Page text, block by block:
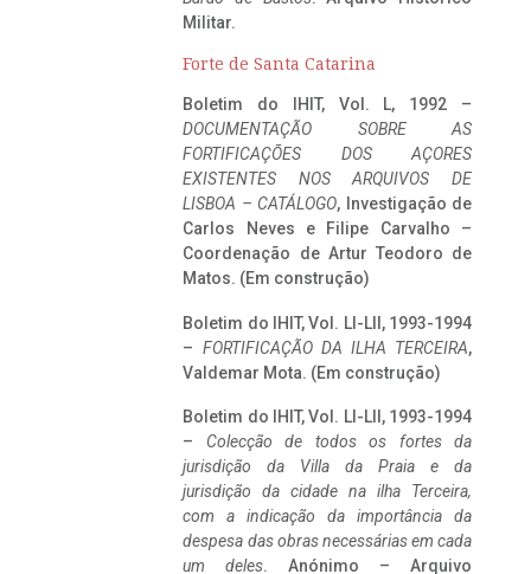
Militar.
Forte de Santa Catarina
Boletim do IHIT, Vol. L, 1992 –
DOCUMENTAÇÃO SOBRE AS
FORTIFICAÇÕES DOS AÇORES
EXISTENTES NOS ARQUIVOS DE
LISBOA – CATÁLOGO, Investigação de
Carlos Neves e Filipe Carvalho –
Coordenação de Artur Teodoro de
Matos. (Em construção)
Boletim do IHIT, Vol. LI-LII, 1993-1994
– FORTIFICAÇÃO DA ILHA TERCEIRA,
Valdemar Mota. (Em construção)
Boletim do IHIT, Vol. LI-LII, 1993-1994
– Colecção de todos os fortes da
jurisdição da Villa da Praia e da
jurisdição da cidade na ilha Terceira,
com a indicação da importância da
despesa das obras necessárias em cada
um deles. Anónimo – Arquivo